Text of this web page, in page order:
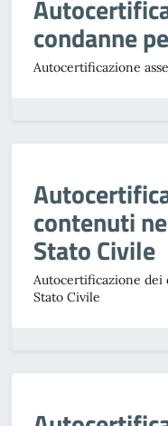
condanne
Autocertificazione
contenuti
Stato Civile
Autocertificazione
Stato Civile